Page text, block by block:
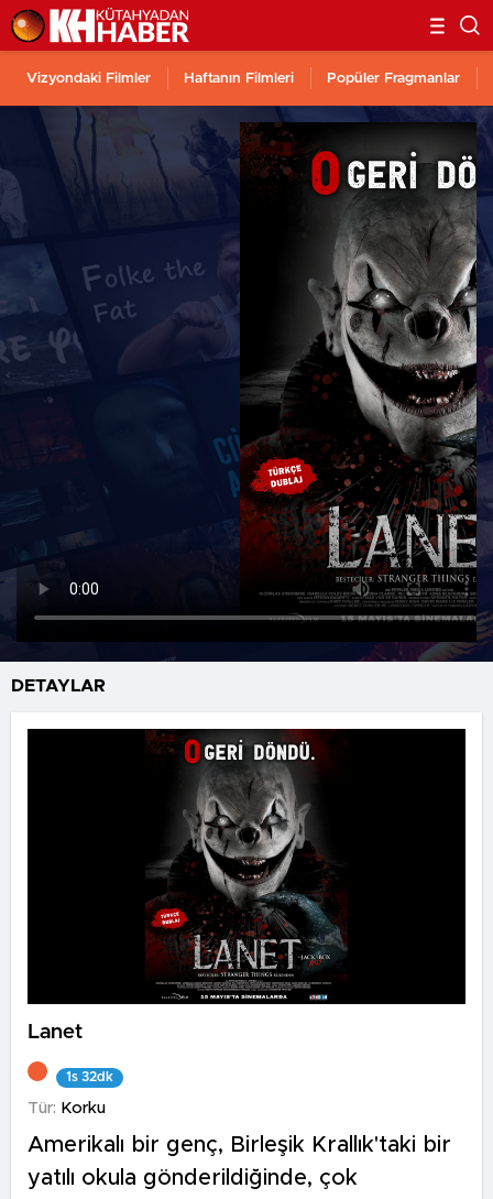
Vizyondaki Filmler Haftanın Filmleri Popüler Fragmanlar
DETAYLAR
Lanet
1s 32dk
Tür: Korku
Amerikalı bir genç, Birleşik Krallık'taki bir
yatılı okula gönderildiğinde, çok